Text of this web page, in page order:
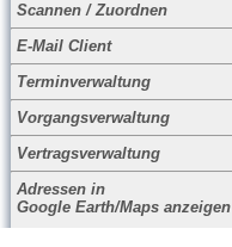
Scannen / Zuordnen
E-Mail Client
Terminverwaltung
Vorgangsverwaltung
Vertragsverwaltung
Adressen in
Google Earth/Maps anzeigen